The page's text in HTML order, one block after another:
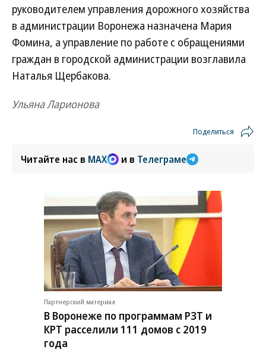
руководителем управления дорожного хозяйства
в администрации Воронежа назначена Мария
Фомина, а управление по работе с обращениями
граждан в городской администрации возглавила
Наталья Щербакова.
Ульяна Ларионова
Поделиться
Читайте нас в MAX и в Телеграме
Партнерский материал
В Воронеже по программам РЗТ и
КРТ расселили 111 домов с 2019
года